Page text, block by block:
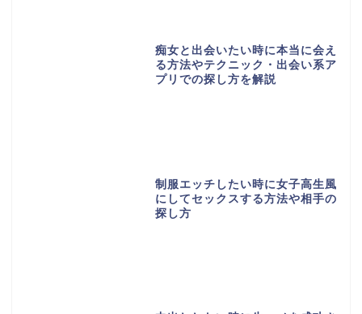
痴女と出会いたい時に本当に会え
る方法やテクニック・出会い系ア
プリでの探し方を解説
制服エッチしたい時に女子高生風
にしてセックスする方法や相手の
探し方